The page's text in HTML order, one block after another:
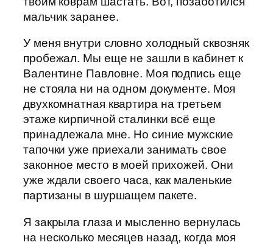
мальчик заранее.
У меня внутри словно холодный сквозняк
пробежал. Мы еще не зашли в кабинет к
Валентине Павловне. Моя подпись еще
не стояла ни на одном документе. Моя
двухкомнатная квартира на третьем
этаже кирпичной сталинки всё еще
принадлежала мне. Но синие мужские
тапочки уже приехали занимать свое
законное место в моей прихожей. Они
уже ждали своего часа, как маленькие
партизаны в шуршащем пакете.
Я закрыла глаза и мысленно вернулась
на несколько месяцев назад, когда моя